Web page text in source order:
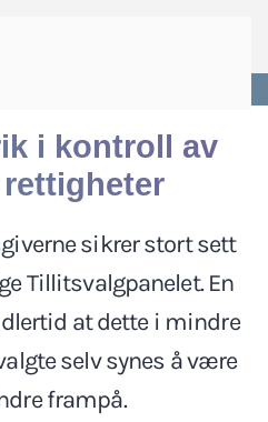
i kontroll av
sikrer stort sett
Tillitsvalgpanelet. En
at dette i mindre
selv synes å være
frampå.